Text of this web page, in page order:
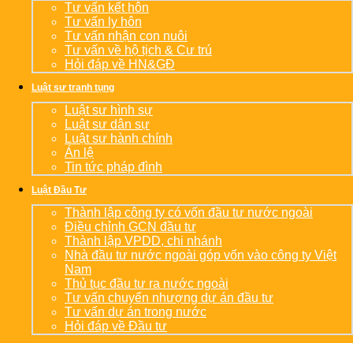
Tư vấn kết hôn
Tư vấn ly hôn
Tư vấn nhận con nuôi
Tư vấn về hộ tịch & Cư trú
Hỏi đáp về HN&GĐ
Luật sư tranh tụng
Luật sư hình sự
Luật sư dân sự
Luật sư hành chính
Án lệ
Tin tức pháp đình
Luật Đầu Tư
Thành lập công ty có vốn đầu tư nước ngoài
Điều chỉnh GCN đầu tư
Thành lập VPDD, chi nhánh
Nhà đầu tư nước ngoài góp vốn vào công ty Việt
Nam
Thủ tục đầu tư ra nước ngoài
Tư vấn chuyển nhượng dự án đầu tư
Tư vấn dự án trong nước
Hỏi đáp về Đầu tư